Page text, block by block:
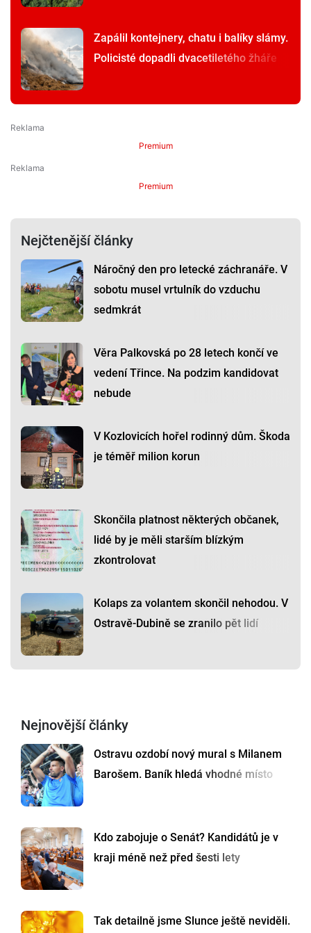
Zapálil kontejnery, chatu i balíky slámy.
Policisté dopadli dvacetiletého žháře
Premium
Premium
Nejčtenější články
Náročný den pro letecké záchranáře. V
sobotu musel vrtulník do vzduchu
sedmkrát
Věra Palkovská po 28 letech končí ve
vedení Třince. Na podzim kandidovat
nebude
V Kozlovicích hořel rodinný dům. Škoda
je téměř milion korun
Skončila platnost některých občanek,
lidé by je měli starším blízkým
zkontrolovat
Kolaps za volantem skončil nehodou. V
Ostravě-Dubině se zranilo pět lidí
Nejnovější články
Ostravu ozdobí nový mural s Milanem
Barošem. Baník hledá vhodné místo
Kdo zabojuje o Senát? Kandidátů je v
kraji méně než před šesti lety
Tak detailně jsme Slunce ještě neviděli.